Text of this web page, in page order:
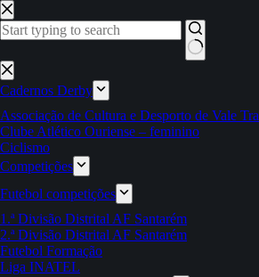
Pular
para
o
Sem
resultados
Cadernos Derby
Associação de Cultura e Desporto de Vale
Clube Atlético Ouriense – feminino
Ciclismo
Competições
Futebol competições
1.ª Divisão Distrital AF Santarém
2.ª Divisão Distrital AF Santarém
Futebol Formação
Liga INATEL